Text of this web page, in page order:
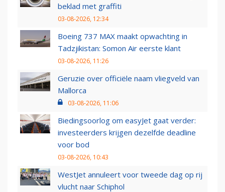
beklad met graffiti
03-08-2026, 12:34
Boeing 737 MAX maakt opwachting in
Tadzjikistan: Somon Air eerste klant
03-08-2026, 11:26
Geruzie over officiële naam vliegveld van
Mallorca
03-08-2026, 11:06
Biedingsoorlog om easyJet gaat verder:
investeerders krijgen dezelfde deadline
voor bod
03-08-2026, 10:43
WestJet annuleert voor tweede dag op rij
vlucht naar Schiphol